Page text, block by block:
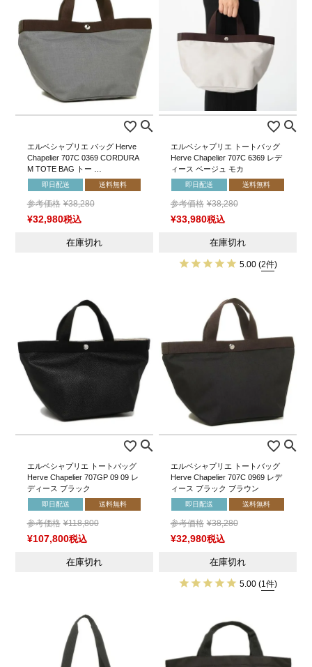
エルベシャプリエ バッグ Herve
Chapelier 707C 0369 CORDURA
M TOTE BAG トー …
即日配送 送料無料
参考価格 ¥38,280
¥32,980税込
在庫切れ
エルベシャプリエ トートバッグ
Herve Chapelier 707C 6369 レデ
ィース ベージュ モカ
即日配送 送料無料
参考価格 ¥38,280
¥33,980税込
在庫切れ
5.00 (2件)
エルベシャプリエ トートバッグ
Herve Chapelier 707GP 09 09 レ
ディース ブラック
即日配送 送料無料
参考価格 ¥118,800
¥107,800税込
在庫切れ
エルベシャプリエ トートバッグ
Herve Chapelier 707C 0969 レデ
ィース ブラック ブラウン
即日配送 送料無料
参考価格 ¥38,280
¥32,980税込
在庫切れ
5.00 (1件)